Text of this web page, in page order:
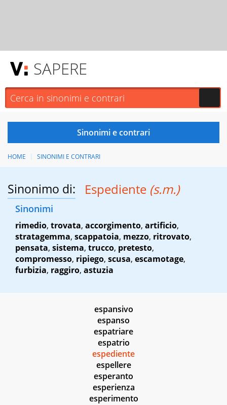
SAPERE
HOME SINONIMI E CONTRARI
Sinonimo di: Espediente (s.m.)
Sinonimi
rimedio, trovata, accorgimento, artificio,
stratagemma, scappatoia, mezzo, ritrovato,
pensata, sistema, trucco, pretesto,
compromesso, ripiego, scusa, escamotage,
furbizia, raggiro, astuzia
espansivo
espanso
espatriare
espatrio
espediente
espellere
esperanto
esperienza
esperimento